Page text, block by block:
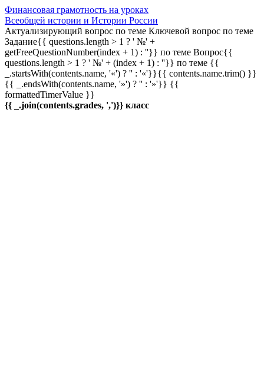
Финансовая грамотность на уроках
Всеобщей истории и Истории России
Актуализирующий вопрос по теме Ключевой вопрос по теме
Задание{{ questions.length > 1 ? ' №' +
getFreeQuestionNumber(index + 1) : ''}} по теме Вопрос{{
questions.length > 1 ? ' №' + (index + 1) : ''}} по теме {{
_.startsWith(contents.name, '«') ? '' : '«'}}{{ contents.name.trim() }}
{{ _.endsWith(contents.name, '»') ? '' : '»'}} {{
formattedTimerValue }}
{{ _.join(contents.grades, ',')}} класс